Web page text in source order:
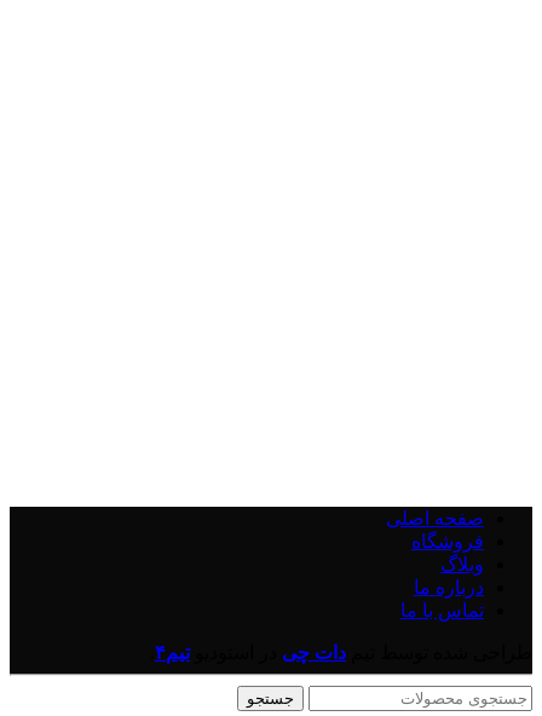
صفحه اصلی
فروشگاه
وبلاگ
درباره ما
تماس با ما
دات چی استودیوتیم۴
جستجو